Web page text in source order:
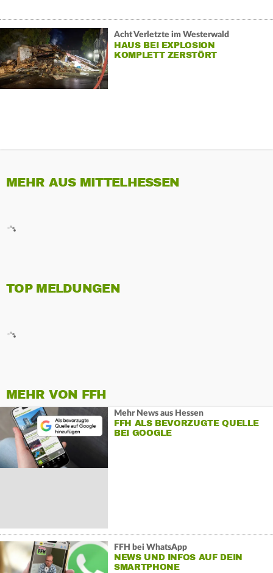
Acht Verletzte im Westerwald
HAUS BEI EXPLOSION
KOMPLETT ZERSTÖRT
MEHR AUS MITTELHESSEN
TOP MELDUNGEN
MEHR VON FFH
Mehr News aus Hessen
FFH ALS BEVORZUGTE QUELLE
BEI GOOGLE
FFH bei WhatsApp
NEWS UND INFOS AUF DEIN
SMARTPHONE